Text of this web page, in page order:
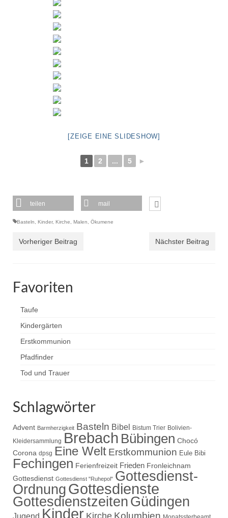
[ZEIGE EINE SLIDESHOW]
1 2 ... 5 ►
teilen mail
Basteln, Kinder, Kirche, Malen, Ökumene
Vorheriger Beitrag Nächster Beitrag
Favoriten
Taufe
Kindergärten
Erstkommunion
Pfadfinder
Tod und Trauer
Schlagwörter
Advent Barmherzigkeit Basteln Bibel Bistum Trier Bolivien-
Kleidersammlung Brebach Bübingen Chocó
Corona dpsg Eine Welt Erstkommunion Eule Bibi
Fechingen Ferienfreizeit Frieden Fronleichnam
Gottesdienst Gottesdienst "Ruhepol" Gottesdienst-
OrdnungGottesdienste
Gottesdienstzeiten Güdingen
Kinder Kirche Kolumbien